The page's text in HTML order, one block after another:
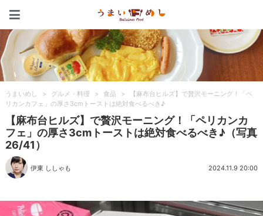
うまいめし > グルメ・料理 > 食品 >
【麻布台ヒルズ】で贅沢モーニング！「ペ
リカンカフェ」の厚さ3cmトーストは絶対食べるべき♪
【麻布台ヒルズ】で贅沢モーニング！「ペリカンカ
フェ」の厚さ3cmトーストは絶対食べるべき♪（写真
26/41）
伊東 ししゃも 2024.11.9 20:00